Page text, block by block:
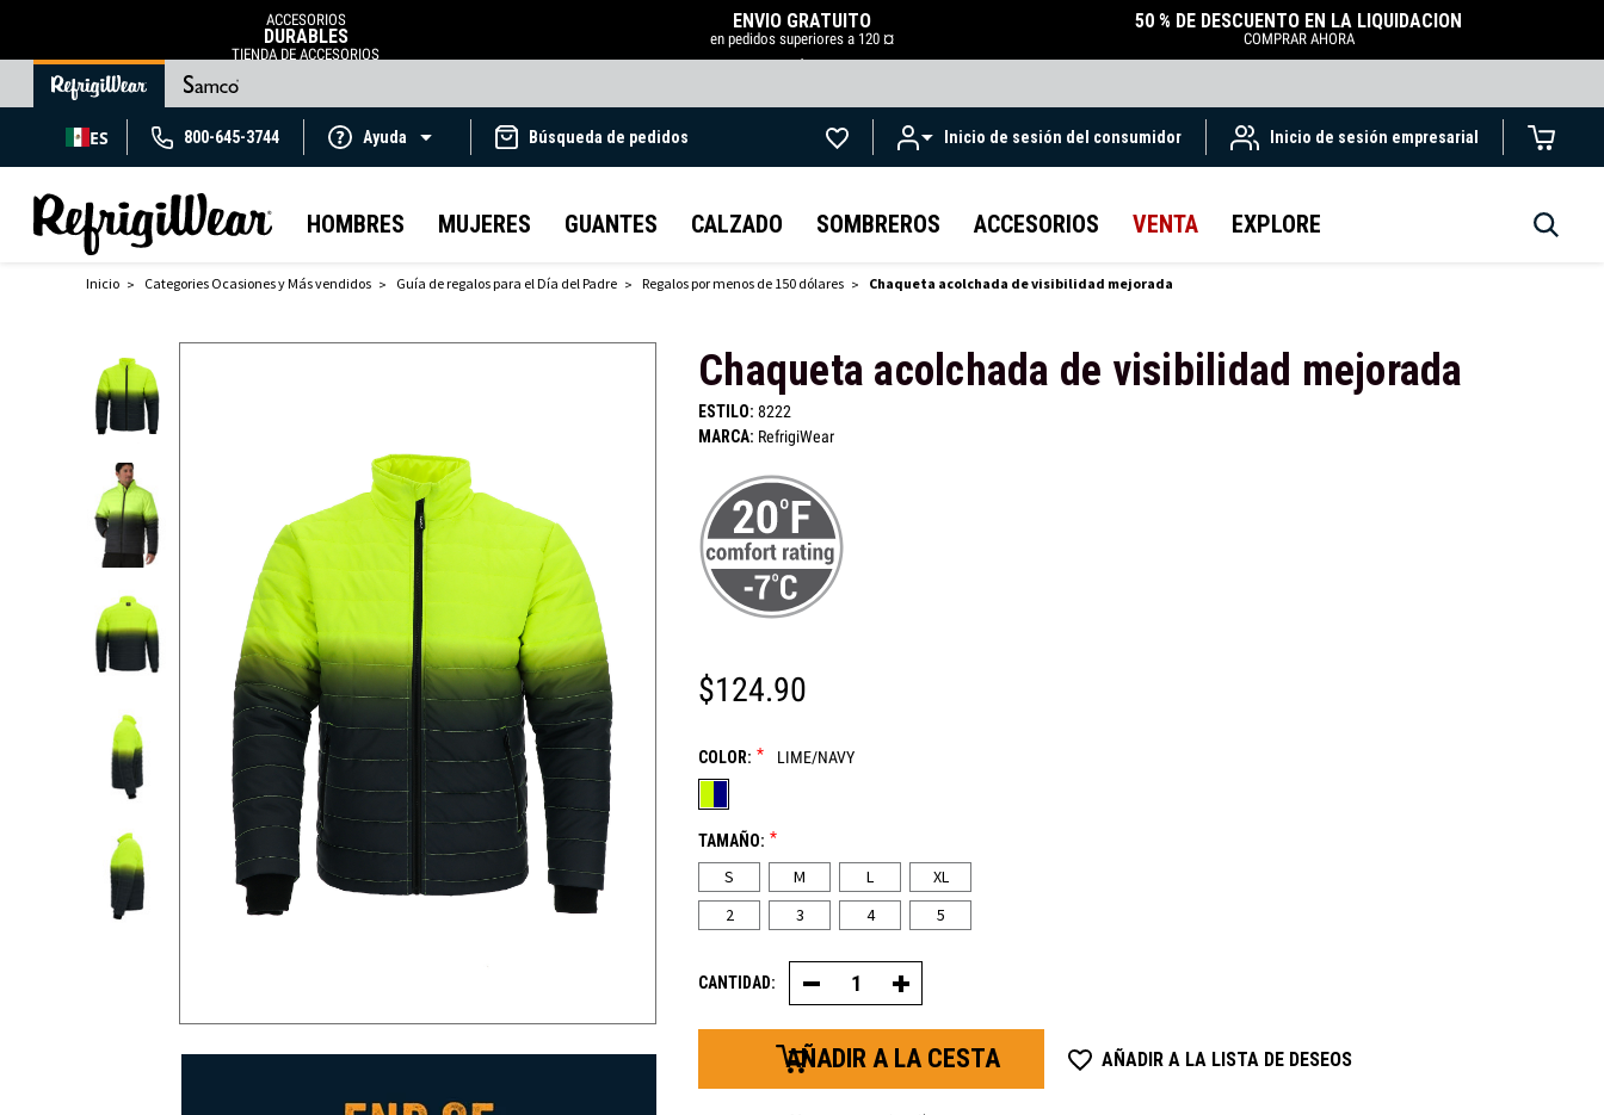
ACCESORIOS
DURABLES
TIENDA DE ACCESORIOS
ENVÍO GRATUITO
en pedidos superiores a 120 ¤
.
50 % DE DESCUENTO EN LA LIQUIDACIÓN
COMPRAR AHORA
ES 800-645-3744 Ayuda Búsqueda de pedidos Inicio de sesión del consumidor Inicio de sesión empresarial
HOMBRES MUJERES GUANTES CALZADO SOMBREROS ACCESORIOS VENTA EXPLORE
Inicio Categories Ocasiones y Más vendidos Guía de regalos para el Día del Padre Regalos por menos de 150 dólares Chaqueta acolchada de visibilidad mejorada
Chaqueta acolchada de visibilidad mejorada
ESTILO: 8222
MARCA: RefrigiWear
$124.90
COLOR: * LIME/NAVY
TAMAÑO: *
S M L
XL
2
3 4 5
CANTIDAD: Disminuir
la
cantidad
de
chaqueta
de
Aumentar
la
cantidad
la
acolchada
AÑADIR A LA LISTA DE DESEOS